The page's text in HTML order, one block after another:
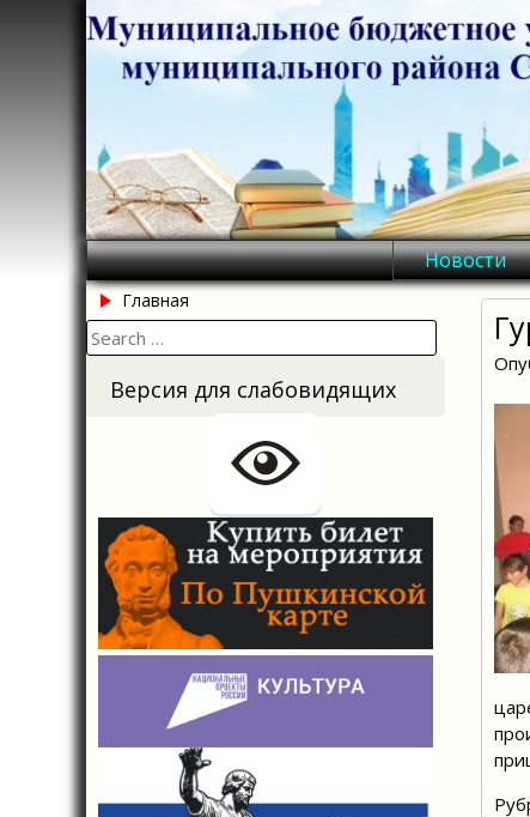
Новости
Главная
Search
for:
Версия для слабовидящих